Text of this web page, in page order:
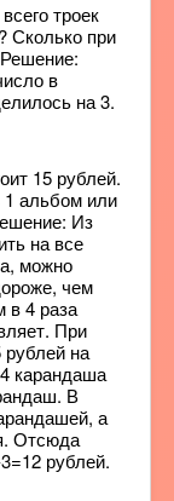
троек
Сколько при
в
на 3.
15 рублей.
1 альбом или
Из
на все
можно
чем
в 4 раза
При
рублей на
карандаша
В
а
Отсюда
рублей.